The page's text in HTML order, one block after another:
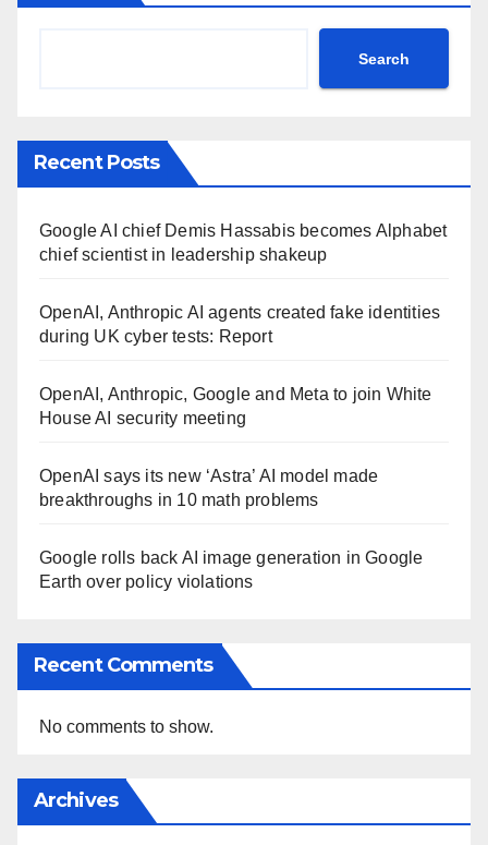
Search
Recent Posts
Google AI chief Demis Hassabis becomes Alphabet
chief scientist in leadership shakeup
OpenAI, Anthropic AI agents created fake identities
during UK cyber tests: Report
OpenAI, Anthropic, Google and Meta to join White
House AI security meeting
OpenAI says its new ‘Astra’ AI model made
breakthroughs in 10 math problems
Google rolls back AI image generation in Google
Earth over policy violations
Recent Comments
No comments to show.
Archives